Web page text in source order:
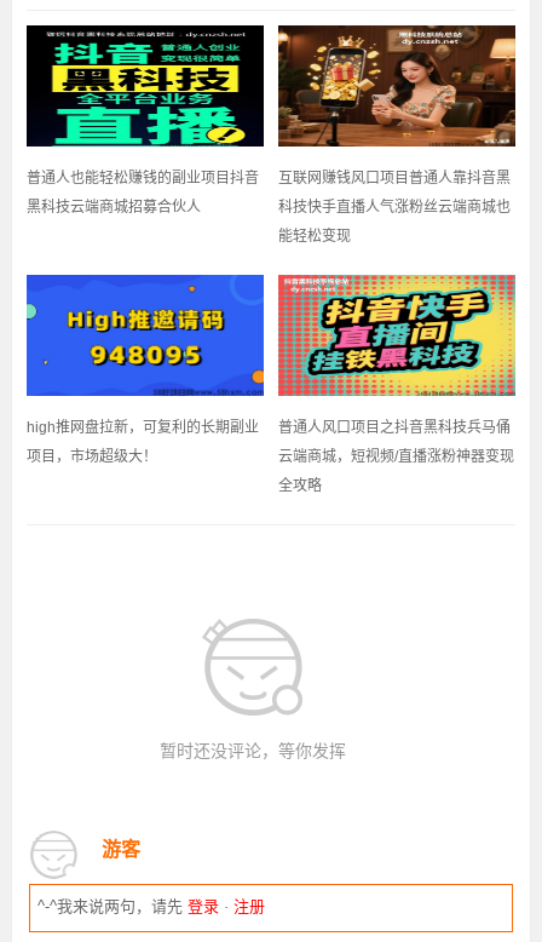
普通人也能轻松赚钱的副业项目抖音
黑科技云端商城招募合伙人
互联网赚钱风口项目普通人靠抖音黑
科技快手直播人气涨粉丝云端商城也
能轻松变现
high推网盘拉新，可复利的长期副业
项目，市场超级大！
普通人风口项目之抖音黑科技兵马俑
云端商城，短视频/直播涨粉神器变现
全攻略
暂时还没评论，等你发挥
游客
^-^我来说两句，请先登录 · 注册